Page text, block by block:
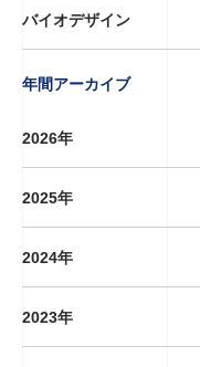
バイオデザイン
年間アーカイブ
2026年
2025年
2024年
2023年